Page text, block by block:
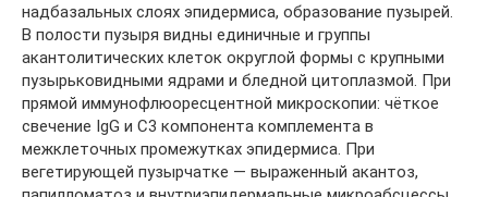
надбазальных слоях эпидермиса, образование пузырей.
В полости пузыря видны единичные и группы
акантолитических клеток округлой формы с крупными
пузырьковидными ядрами и бледной цитоплазмой. При
прямой иммунофлюоресцентной микроскопии: чёткое
свечение IgG и С3 компонента комплемента в
межклеточных промежутках эпидермиса. При
вегетирующей пузырчатке — выраженный акантоз,